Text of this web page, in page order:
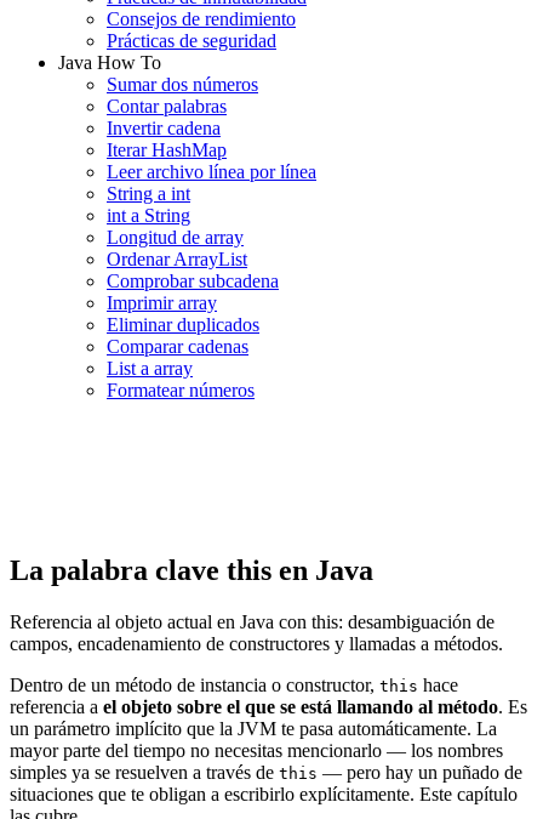
Consejos de rendimiento
Prácticas de seguridad
Java How To
Sumar dos números
Contar palabras
Invertir cadena
Iterar HashMap
Leer archivo línea por línea
String a int
int a String
Longitud de array
Ordenar ArrayList
Comprobar subcadena
Imprimir array
Eliminar duplicados
Comparar cadenas
List a array
Formatear números
La palabra clave this en Java
Referencia al objeto actual en Java con this: desambiguación de
campos, encadenamiento de constructores y llamadas a métodos.
Dentro de un método de instancia o constructor, this hace
referencia a el objeto sobre el que se está llamando al método. Es
un parámetro implícito que la JVM te pasa automáticamente. La
mayor parte del tiempo no necesitas mencionarlo — los nombres
simples ya se resuelven a través de this — pero hay un puñado de
situaciones que te obligan a escribirlo explícitamente. Este capítulo